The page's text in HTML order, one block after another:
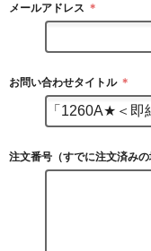
メールアドレス ＊
お問い合わせタイトル ＊
注文番号（すでに注文済みの